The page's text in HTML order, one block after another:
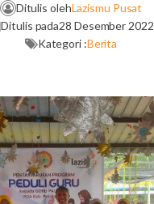
Ditulis olehLazismu Pusat
Ditulis pada28 Desember 2022
Kategori :Berita